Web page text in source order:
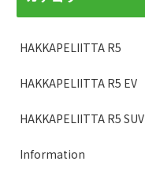
HAKKAPELIITTA R5
HAKKAPELIITTA R5 EV
HAKKAPELIITTA R5 SUV
Information